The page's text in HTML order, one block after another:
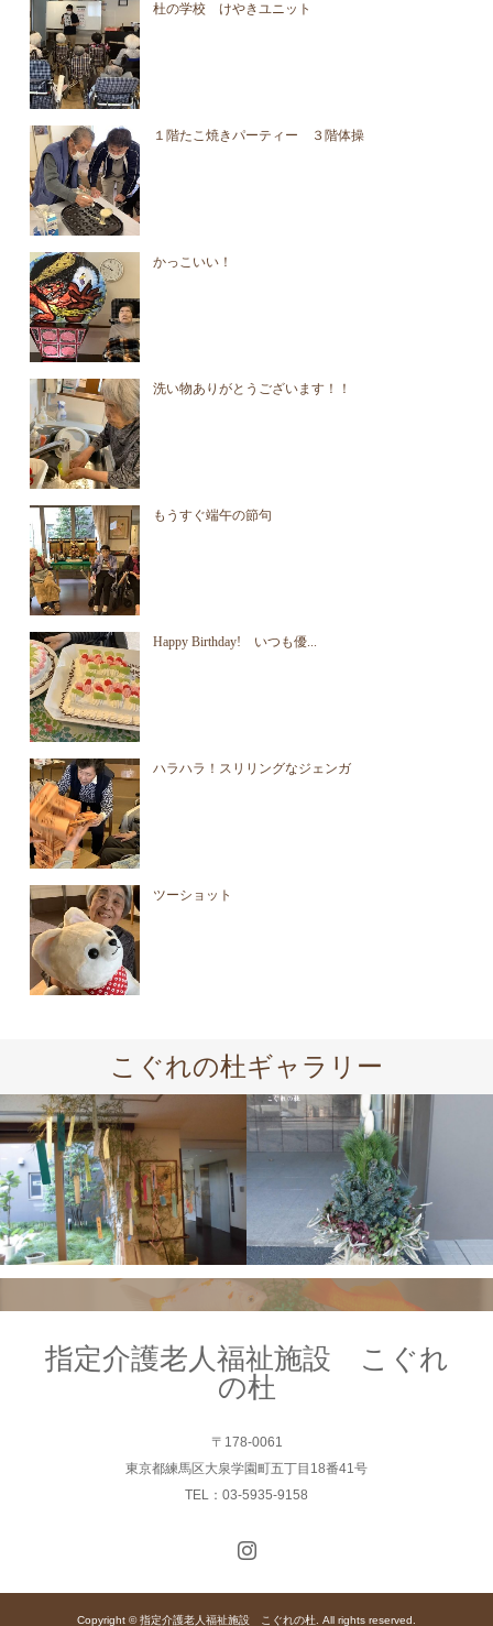
杜の学校 けやきユニット
１階たこ焼きパーティー ３階体操
かっこいい！
洗い物ありがとうございます！！
もうすぐ端午の節句
Happy Birthday! いつも優...
ハラハラ！スリリングなジェンガ
ツーショット
こぐれの杜ギャラリー
指定介護老人福祉施設 こぐれ
の杜
〒178-0061
東京都練馬区大泉学園町五丁目18番41号
TEL：03-5935-9158
Copyright © 指定介護老人福祉施設 こぐれの杜. All rights reserved.